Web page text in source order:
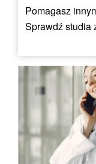
Pomagasz
Sprawdź studia